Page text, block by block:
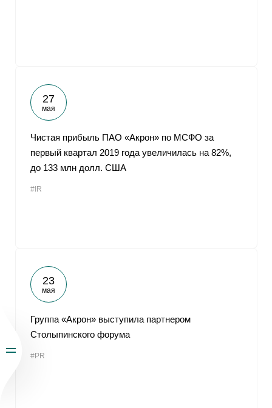
27
мая
Чистая прибыль ПАО «Акрон» по МСФО за
первый квартал 2019 года увеличилась на 82%,
до 133 млн долл. США
#IR
23
мая
Группа «Акрон» выступила партнером
Столыпинского форума
#PR